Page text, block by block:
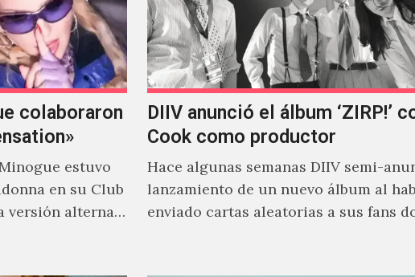
colaboraron
estuvo
en su Club
versión alterna
DIIV anunció el álbum ‘ZIRP!’
Cook como productor
Hace algunas semanas DIIV semi-
lanzamiento de un nuevo álbum al
enviado cartas aleatorias a sus fans